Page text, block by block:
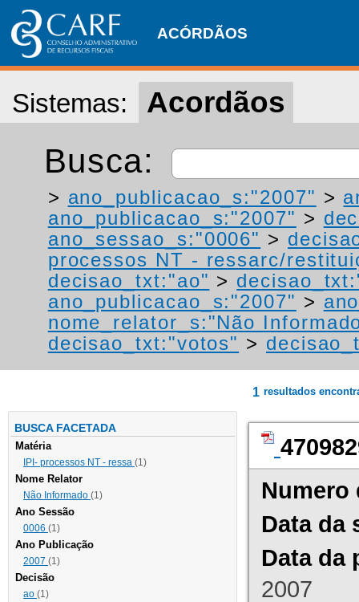
ACÓRDÃOS
Sistemas: Acordãos
Busca:
> ano_publicacao_s:"2007" >
ano_publicacao_s:"2007" >
ano_sessao_s:"0006" >
processos NT - ressarc/
decisao_txt:"ao" >
ano_publicacao_s:"2007" >
nome_relator_s:"Não
decisao_txt:"votos" >
BUSCA FACETADA
Matéria
IPI- processos NT - ressa (1)
Nome Relator
Não Informado (1)
Ano Sessão
0006 (1)
Ano Publicação
2007 (1)
Decisão
ao (1)
1 resultados
Numero
Data da
Data da
2007